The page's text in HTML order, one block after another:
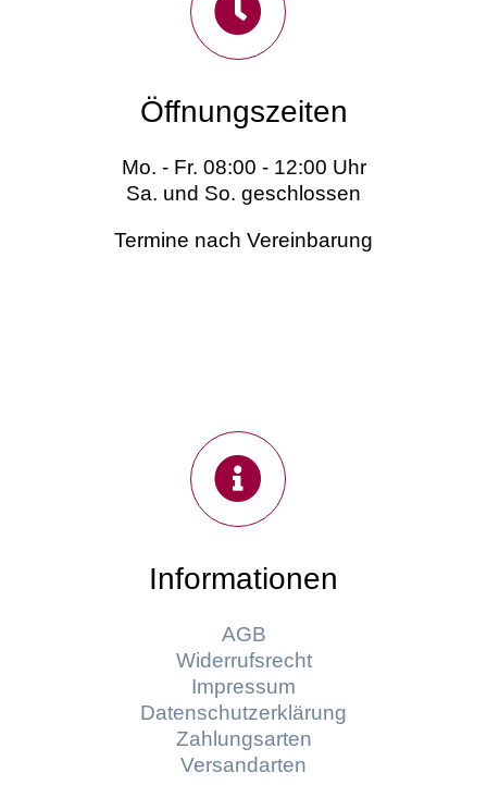
Öffnungszeiten
Mo. - Fr. 08:00 - 12:00 Uhr
Sa. und So. geschlossen
Termine nach Vereinbarung
Informationen
AGB
Widerrufsrecht
Impressum
Datenschutzerklärung
Zahlungsarten
Versandarten